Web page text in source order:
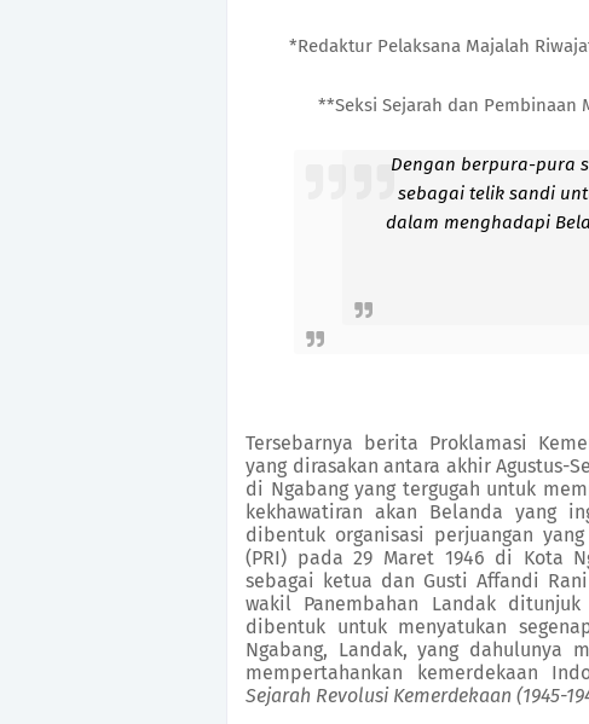
*Redaktur Pelaksana Majalah
**Seksi Sejarah dan Pembinaan
Dengan berpura-pura
sebagai telik sandi
dalam menghadapi
Tersebarnya berita Proklamasi
yang dirasakan antara akhir Agustus-
di Ngabang yang tergugah untuk
kekhawatiran akan Belanda yang
dibentuk organisasi perjuangan
(PRI) pada 29 Maret 1946 di Kota
sebagai ketua dan Gusti Affandi Rani
wakil Panembahan Landak
dibentuk untukmenyatukan
Ngabang, Landak,yang dahulunya
mempertahankan kemerdekaan
Sejarah Revolusi Kemerdekaan (1945-